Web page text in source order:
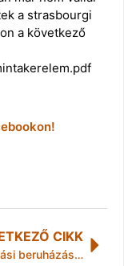
a strasbourgi
a következő
CIKK
Lakhatási beruházás Hernárdkércsen